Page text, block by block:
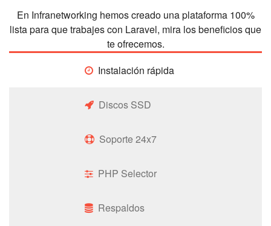
En Infranetworking hemos creado una plataforma 100%
lista para que trabajes con Laravel, mira los beneficios que
te ofrecemos.
Instalación rápida
Discos SSD
Soporte 24x7
PHP Selector
Respaldos